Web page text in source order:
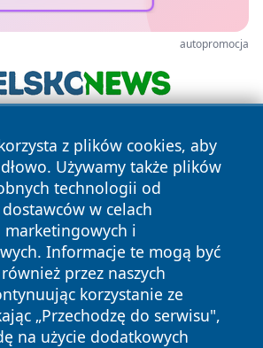
autopromocja
z plików cookies, aby
Używamy także plików
technologii od
w celach
marketingowych i
Informacje te mogą być
przez naszych
korzystanie ze
„Przechodzę do serwisu",
na użycie dodatkowych
Wszystkie prawa
Polityka
Prywatności
Polityka
Cookies